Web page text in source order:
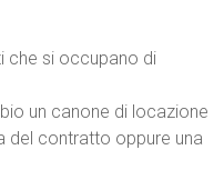
che si occupano di
un canone di locazione
del contratto oppure una